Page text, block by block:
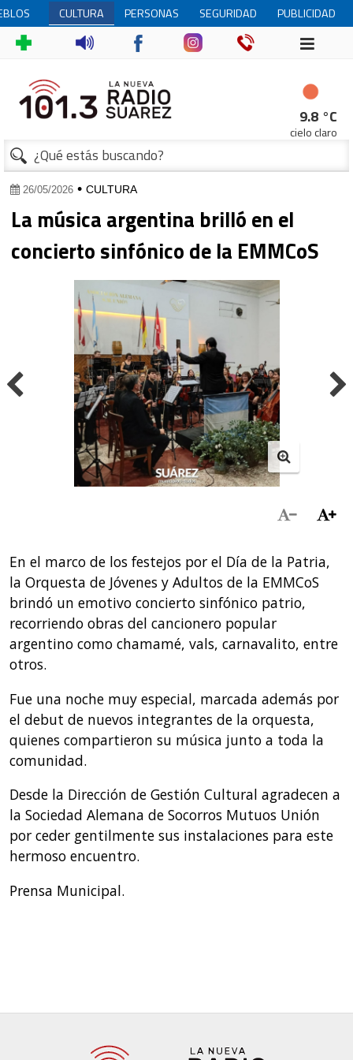
CULTURA
PERSONAS
MAYORES
SEGURIDAD PUBLICIDAD
9.8 °C
cielo claro
26/05/2026• CULTURA
La música argentina brilló en el
concierto sinfónico de la EMMCoS
En el marco de los festejos por el Día de la Patria,
la Orquesta de Jóvenes y Adultos de la EMMCoS
brindó un emotivo concierto sinfónico patrio,
recorriendo obras del cancionero popular
argentino como chamamé, vals, carnavalito, entre
otros.
Fue una noche muy especial, marcada además por
el debut de nuevos integrantes de la orquesta,
quienes compartieron su música junto a toda la
comunidad.
Desde la Dirección de Gestión Cultural agradecen a
la Sociedad Alemana de Socorros Mutuos Unión
por ceder gentilmente sus instalaciones para este
hermoso encuentro.
Prensa Municipal.